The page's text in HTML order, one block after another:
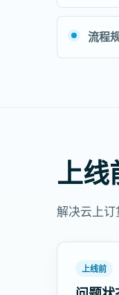
流程
上线
解决云上
上线前